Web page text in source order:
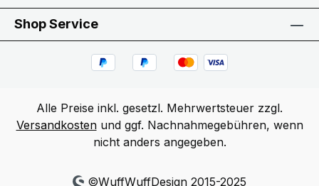
Shop Service
Alle Preise inkl. gesetzl. Mehrwertsteuer zzgl.
Versandkostenund ggf. Nachnahmegebühren, wenn
nicht anders angegeben.
©WuffWuffDesign 2015-2025